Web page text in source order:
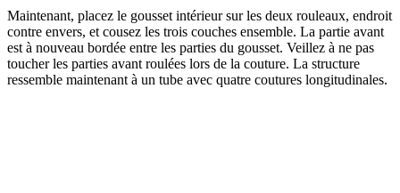
Maintenant, placez le gousset intérieur sur les deux rouleaux, endroit
contre envers, et cousez les trois couches ensemble. La partie avant
est à nouveau bordée entre les parties du gousset. Veillez à ne pas
toucher les parties avant roulées lors de la couture. La structure
ressemble maintenant à un tube avec quatre coutures longitudinales.